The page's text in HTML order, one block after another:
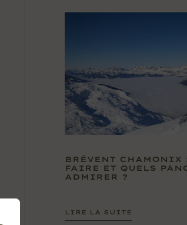
BRÉVENT CHAMONIX
FAIRE ET QUELS
ADMIRER ?
LIRE LA SUITE